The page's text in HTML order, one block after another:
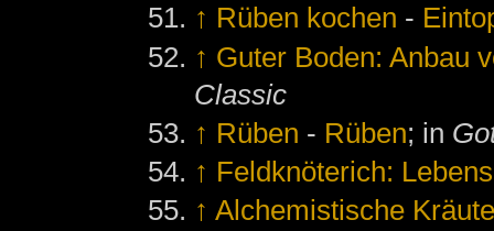
↑ Rüben kochen -
↑ Guter Boden: Anbau
Classic
↑ Rüben - Rüben; in
↑ Feldknöterich:
↑ Alchemistische